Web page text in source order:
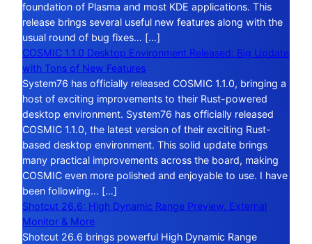
foundation of Plasma and most KDE applications. This
release brings several useful new features along with the
usual round of bug fixes… […]
COSMIC 1.1.0 Desktop Environment Released: Big Update
with Tons of New Features
System76 has officially released COSMIC 1.1.0, bringing a
host of exciting improvements to their Rust-powered
desktop environment. System76 has officially released
COSMIC 1.1.0, the latest version of their exciting Rust-
based desktop environment. This solid update brings
many practical improvements across the board, making
COSMIC even more polished and enjoyable to use. I have
been following… […]
Shotcut 26.6: High Dynamic Range Preview, External
Monitor & More
Shotcut 26.6 brings powerful High Dynamic Range